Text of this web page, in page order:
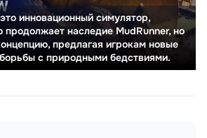
инновационный симулятор,
продолжает наследие MudRunner, но
предлагая игрокам новые
с природными бедствиями.